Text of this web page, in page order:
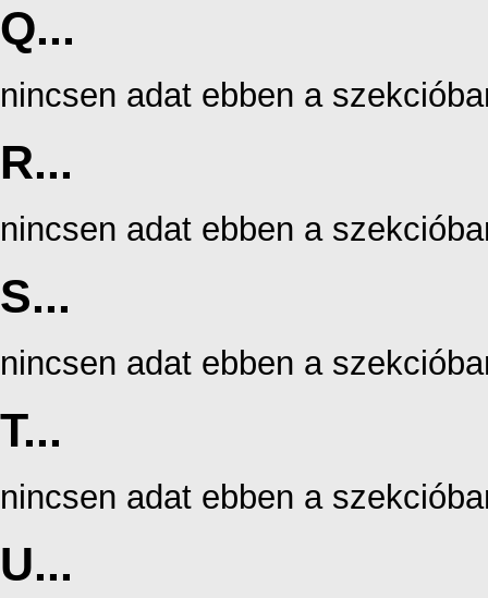
Q...
nincsen adat ebben a
R...
nincsen adat ebben a
S...
nincsen adat ebben a
T...
nincsen adat ebben a
U...